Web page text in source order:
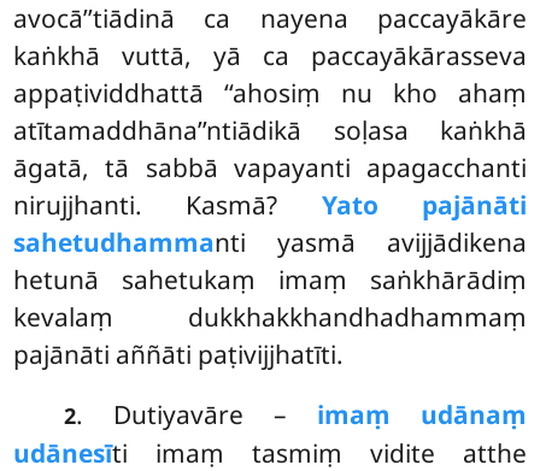
avocā’’tiādinā ca nayena paccayākāre
kaṅkhā vuttā, yā ca paccayākārasseva
appaṭividdhattā ‘‘ahosiṃ nu kho ahaṃ
atītamaddhāna’’ntiādikā soḷasa kaṅkhā
āgatā, tā sabbā vapayanti apagacchanti
nirujjhanti. Kasmā? Yato pajānāti
sahetudhammanti yasmā avijjādikena
hetunā sahetukaṃ imaṃ saṅkhārādiṃ
kevalaṃ dukkhakkhandhadhammaṃ
pajānāti aññāti paṭivijjhatīti.
2. Dutiyavāre – imaṃ udānaṃ
udānesīti imaṃ tasmiṃ vidite atthe